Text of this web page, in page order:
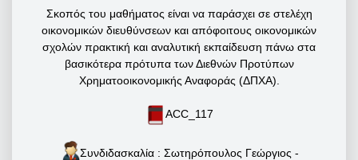
Σκοπός του μαθήματος είναι να παράσχει σε στελέχη
οικονομικών διευθύνσεων και απόφοιτους οικονομικών
σχολών πρακτική και αναλυτική εκπαίδευση πάνω στα
βασικότερα πρότυπα των Διεθνών Προτύπων
Χρηματοοικονομικής Αναφοράς (ΔΠΧΑ).
ACC_117
Συνδιδασκαλία : Σωτηρόπουλος Γεώργιος -